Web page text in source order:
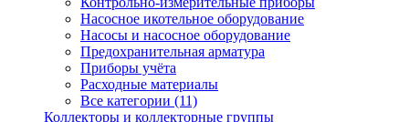
Насосное икотельное оборудование
Насосы и насосное оборудование
Предохранительная арматура
Приборы учёта
Расходные материалы
Все категории (11)
Коллекторы и коллекторные группы